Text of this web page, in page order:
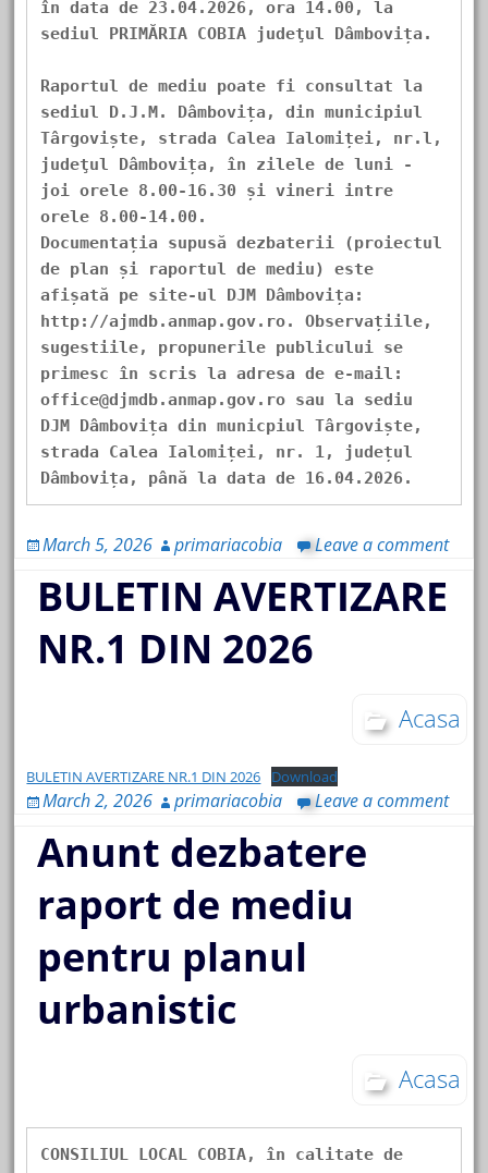
în data de 23.04.2026, ora 14.00, la
sediul PRIMĂRIA COBIA judeţul Dâmbovița.
Raportul de mediu poate fi consultat la
sediul D.J.M. Dâmbovița, din municipiul
Târgoviște, strada Calea Ialomiței, nr.l,
judeţul Dâmbovița, în zilele de luni -
joi orele 8.00-16.30 și vineri intre
orele 8.00-14.00.
Documentația supusă dezbaterii (proiectul
de plan și raportul de mediu) este
afișată pe site-ul DJM Dâmbovița:
http://ajmdb.anmap.gov.ro. Observațiile,
sugestiile, propunerile publicului se
primesc în scris la adresa de e-mail:
office@djmdb.anmap.gov.ro sau la sediu
DJM Dâmbovița din municpiul Târgoviște,
strada Calea Ialomiței, nr. 1, județul
Dâmbovița, până la data de 16.04.2026.
March 5, 2026 primariacobia Leave a comment
BULETIN AVERTIZARE
NR.1 DIN 2026
Acasa
BULETIN AVERTIZARE NR.1 DIN 2026 Download
March 2, 2026 primariacobia Leave a comment
Anunt dezbatere
raport de mediu
pentru planul
urbanistic
Acasa
CONSILIUL LOCAL COBIA, în calitate de